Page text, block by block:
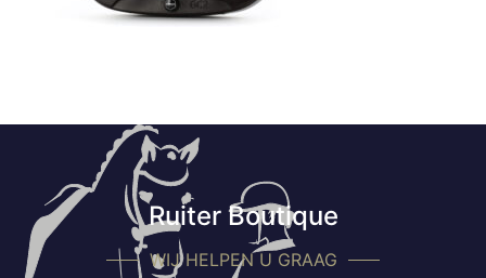
Ruiter Boutique
WIJ HELPEN U GRAAG